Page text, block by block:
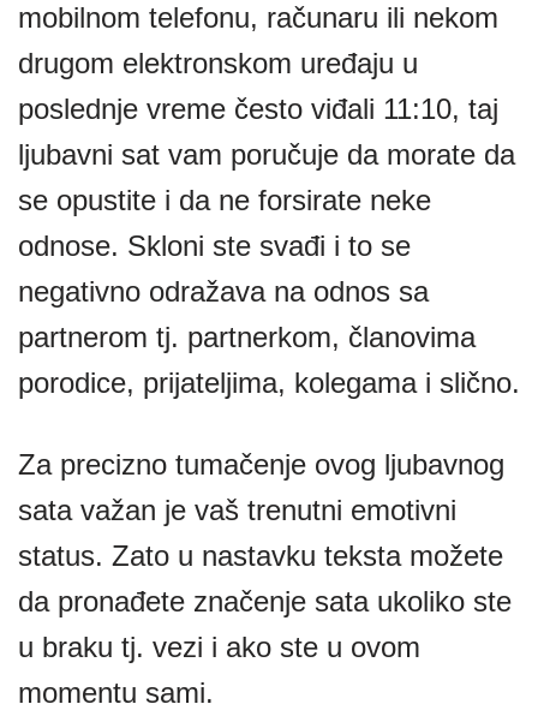
mobilnom telefonu, računaru ili nekom
drugom elektronskom uređaju u
poslednje vreme često viđali 11:10, taj
ljubavni sat vam poručuje da morate da
se opustite i da ne forsirate neke
odnose. Skloni ste svađi i to se
negativno odražava na odnos sa
partnerom tj. partnerkom, članovima
porodice, prijateljima, kolegama i slično.
Za precizno tumačenje ovog ljubavnog
sata važan je vaš trenutni emotivni
status. Zato u nastavku teksta možete
da pronađete značenje sata ukoliko ste
u braku tj. vezi i ako ste u ovom
momentu sami.